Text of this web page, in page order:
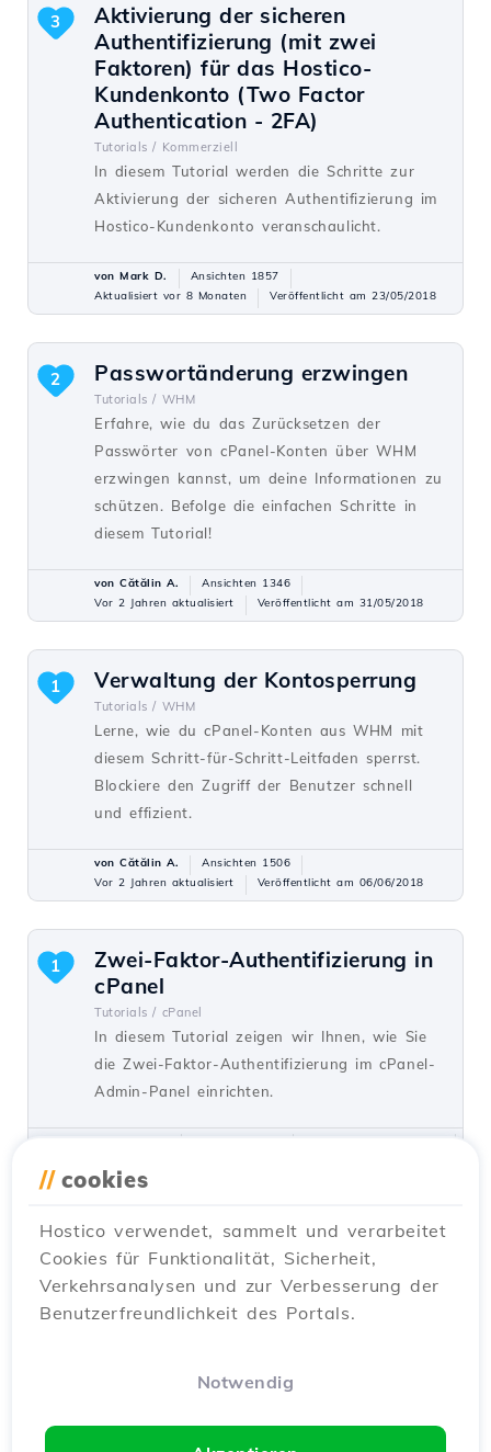
Aktivierung der sicheren
Authentifizierung (mit zwei
Faktoren) für das Hostico-
Kundenkonto (Two Factor
Authentication - 2FA)
Tutorials / Kommerziell
In diesem Tutorial werden die Schritte zur
Aktivierung der sicheren Authentifizierung im
Hostico-Kundenkonto veranschaulicht.
3
von Mark D.
Ansichten 1857
Aktualisiert vor 8 Monaten
Veröffentlicht am 23/05/2018
Passwortänderung erzwingen
Tutorials / WHM
Erfahre, wie du das Zurücksetzen der
Passwörter von cPanel-Konten über WHM
erzwingen kannst, um deine Informationen zu
schützen. Befolge die einfachen Schritte in
diesem Tutorial!
2
von Cătălin A.
Ansichten 1346
Vor 2 Jahren aktualisiert
Veröffentlicht am 31/05/2018
Verwaltung der Kontosperrung
Tutorials / WHM
Lerne, wie du cPanel-Konten aus WHM mit
diesem Schritt-für-Schritt-Leitfaden sperrst.
Blockiere den Zugriff der Benutzer schnell
und effizient.
1
von Cătălin A.
Ansichten 1506
Vor 2 Jahren aktualisiert
Veröffentlicht am 06/06/2018
Zwei-Faktor-Authentifizierung in
cPanel
Tutorials / cPanel
In diesem Tutorial zeigen wir Ihnen, wie Sie
die Zwei-Faktor-Authentifizierung im cPanel-
Admin-Panel einrichten.
1
von Florin P. Ansichten 1389
Vor 2 Jahren aktualisiert
Upgrade oder Downgrade des
Kontos
Tutorials / WHM
Erfahre, wie du ein Upgrade oder Downgrade
deines Resellers effizient zu verwalten.
1
Ansichten 1368
// cookies
Hostico verwendet, sammelt und verarbeitet
Cookies für Funktionalität, Sicherheit,
Verkehrsanalysen und zur Verbesserung der
Benutzerfreundlichkeit des Portals.
Notwendig